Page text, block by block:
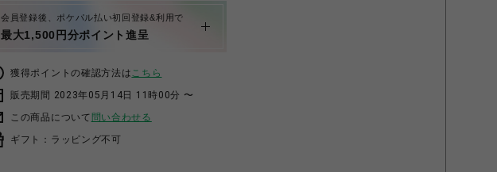
会員登録後、ポケパル払い初回登録&利用で
最大1,500円分ポイント進呈
獲得ポイントの確認方法はこちら
販売期間 2023年05月14日 11時00分 〜
この商品について 問い合わせる
ギフト：ラッピング不可